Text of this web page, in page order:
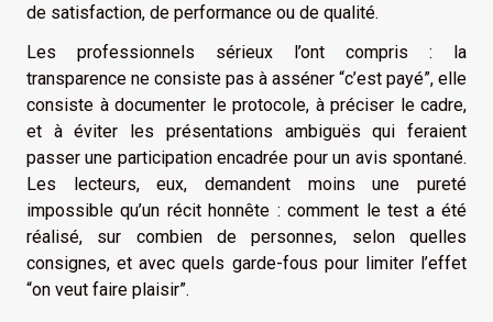
de satisfaction, de performance ou de qualité.
Les professionnels sérieux l’ont compris : la
transparence ne consiste pas à asséner “c’est payé”, elle
consiste à documenter le protocole, à préciser le cadre,
et à éviter les présentations ambiguës qui feraient
passer une participation encadrée pour un avis spontané.
Les lecteurs, eux, demandent moins une pureté
impossible qu’un récit honnête : comment le test a été
réalisé, sur combien de personnes, selon quelles
consignes, et avec quels garde-fous pour limiter l’effet
“on veut faire plaisir”.